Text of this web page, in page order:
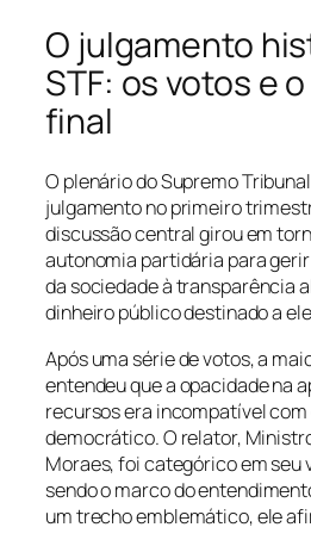
O julgamento
STF: os votos e
final
O plenário do Supremo
julgamento no primeiro
discussão central girou em
autonomia partidária para
da sociedade à transparência
dinheiro público destinado a
Após uma série de votos, a
entendeu que a opacidade na
recursos era incompatível
democrático. O relator,
Moraes, foi categórico em seu
sendo o marco do
um trecho emblemático, ele